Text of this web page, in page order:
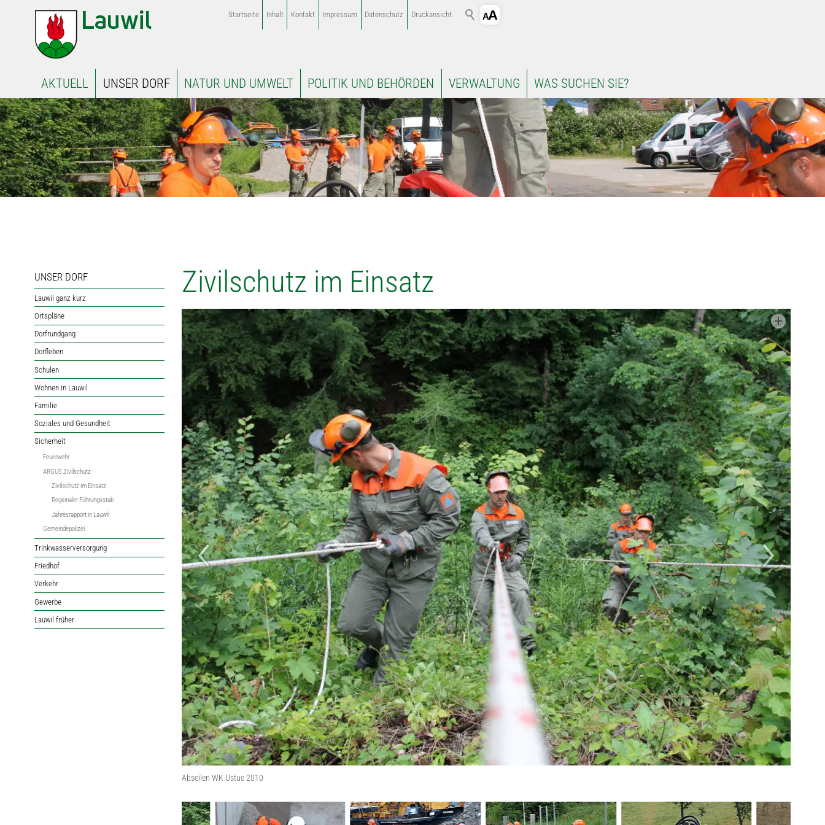
Startseite Inhalt Kontakt Impressum Datenschutz Druckansicht
AKTUELL UNSER DORF NATUR UND UMWELT POLITIK UND BEHÖRDEN VERWALTUNG WAS SUCHEN SIE?
UNSER DORF
Lauwil ganz kurz
Ortspläne
Dorfrundgang
Dorfleben
Schulen
Wohnen in Lauwil
Familie
Soziales und Gesundheit
Sicherheit
Feuerwehr
ARGUS Zivilschutz
Zivilschutz im Einsatz
Regionaler Führungsstab
Jahresrapport in Lauwil
Gemeindepolizei
Trinkwasserversorgung
Friedhof
Verkehr
Gewerbe
Lauwil früher
Zivilschutz im Einsatz
Abseilen WK Ustue 2010